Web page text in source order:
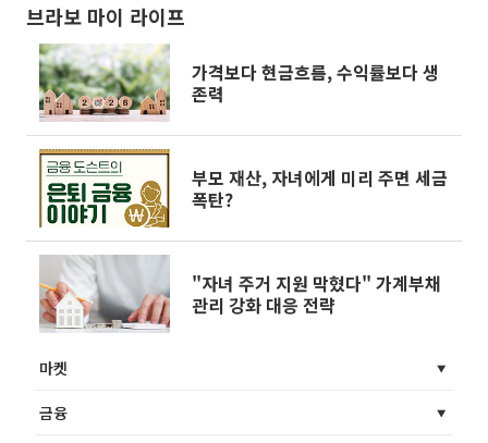
브라보 마이 라이프
가격보다 현금흐름, 수익률보다 생
존력
부모 재산, 자녀에게 미리 주면 세금
폭탄?
"자녀 주거 지원 막혔다" 가계부채
관리 강화 대응 전략
마켓
금융